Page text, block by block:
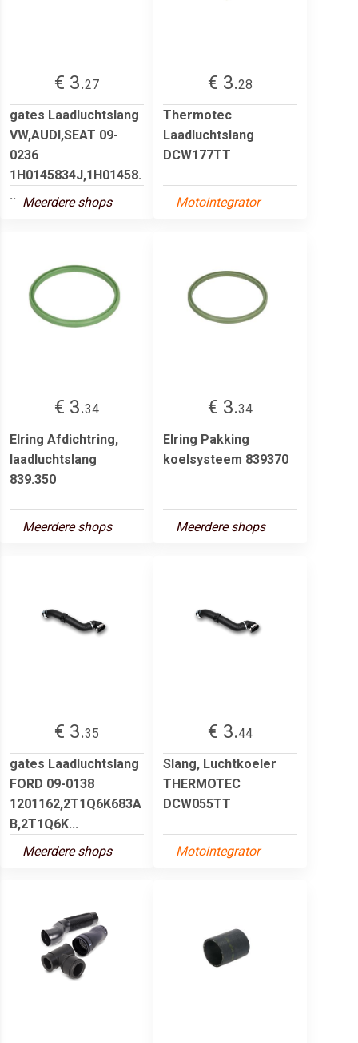
€ 3.27
gates Laadluchtslang
VW,AUDI,SEAT 09-
0236
1H0145834J,1H01458.
.. Meerdere shops
€ 3.28
Thermotec
Laadluchtslang
DCW177TT
Motointegrator
€ 3.34
Elring Afdichtring,
laadluchtslang
839.350
Meerdere shops
€ 3.34
Elring Pakking
koelsysteem 839370
Meerdere shops
€ 3.35
gates Laadluchtslang
FORD 09-0138
1201162,2T1Q6K683A
B,2T1Q6K...
Meerdere shops
€ 3.44
Slang, Luchtkoeler
THERMOTEC
DCW055TT
Motointegrator